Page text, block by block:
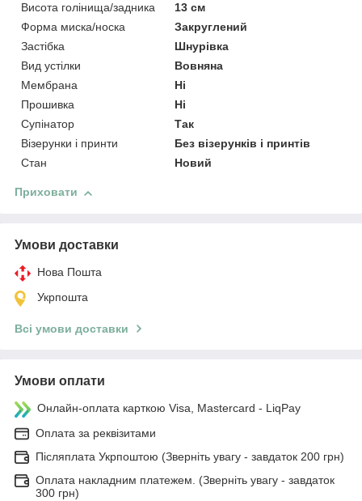
Висота голінища/задника
13 см
Форма миска/носка
Закруглений
Застібка
Шнурівка
Вид устілки
Вовняна
Мембрана
Ні
Прошивка
Ні
Супінатор
Так
Візерунки і принти
Без візерунків і принтів
Стан
Новий
Приховати
Умови доставки
Нова Пошта
Укрпошта
Всі умови доставки
Умови оплати
Онлайн-оплата карткою Visa, Mastercard - LiqPay
Оплата за реквізитами
Післяплата Укрпоштою (Зверніть увагу - завдаток 200 грн)
Оплата накладним платежем. (Зверніть увагу - завдаток
300 грн)